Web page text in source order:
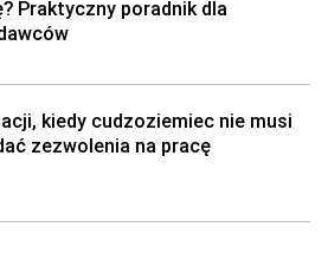
Praktyczny poradnik dla
kiedy cudzoziemiec nie musi
zezwolenia na pracę